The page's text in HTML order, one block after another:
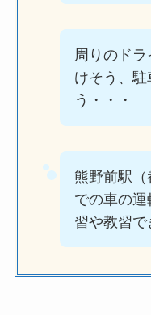
周りのド
けそう、
う・・・
熊野前駅
での車の
習や教習で